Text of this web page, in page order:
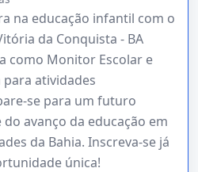
na educação infantil com o
da Conquista - BA
como Monitor Escolar e
atividades
se para um futuro
avanço da educação em
da Bahia. Inscreva-se já
única!